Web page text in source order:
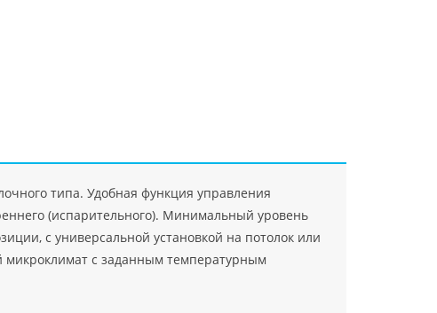
типа. Удобная функция управления
(испарительного). Минимальный уровень
с универсальной установкой на потолок или
микроклимат с заданным температурным